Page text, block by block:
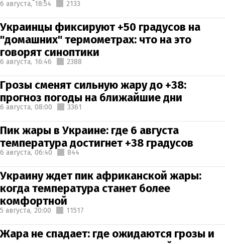
6 августа, 18:54 2133
Украинцы фиксируют +50 градусов на
"домашних" термометрах: что на это
говорят синоптики
6 августа, 16:46 2388
Грозы сменят сильную жару до +38:
прогноз погоды на ближайшие дни
6 августа, 08:00 3361
Пик жары в Украине: где 6 августа
температура достигнет +38 градусов
6 августа, 06:40 844
Украину ждет пик африканской жары:
когда температура станет более
комфортной
5 августа, 20:00 11517
Жара не спадает: где ожидаются грозы и